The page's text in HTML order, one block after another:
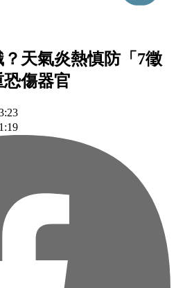
天氣炎熱慎防「7徵
傷器官